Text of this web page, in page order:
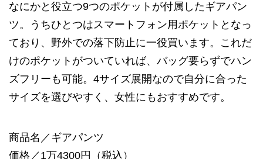
なにかと役立つ9つのポケットが付属したギアパン
ツ。うちひとつはスマートフォン用ポケットとなっ
ており、野外での落下防止に一役買います。これだ
けのポケットがついていれば、バッグ要らずでハン
ズフリーも可能。4サイズ展開なので自分に合った
サイズを選びやすく、女性にもおすすめです。
商品名／ギアパンツ
価格／1万4300円（税込）